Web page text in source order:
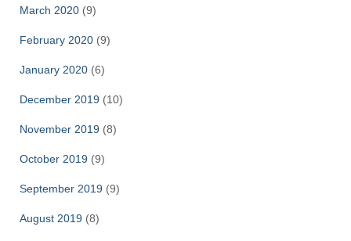
March 2020 (9)
February 2020 (9)
January 2020 (6)
December 2019 (10)
November 2019 (8)
October 2019 (9)
September 2019 (9)
August 2019 (8)